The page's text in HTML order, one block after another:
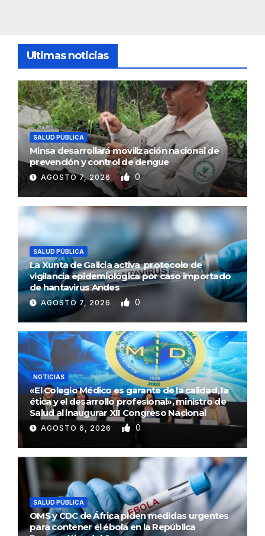
Ultimas noticias
SALUD PÚBLICA
Minsa desarrollará movilización nacional de
prevención y control de dengue
AGOSTO 7, 2026 0
SALUD PÚBLICA
La Xunta de Galicia activa protocolo de
vigilancia epidemiológica por caso importado
de hantavirus Andes
AGOSTO 7, 2026 0
NOTICIAS
«El Colegio Médico es garante de la calidad, la
ética y el desarrollo profesional», ministro de
Salud al inaugurar XII Congreso Nacional
AGOSTO 6, 2026 0
SALUD PÚBLICA
OMS y CDC de África piden medidas urgentes
para contener el ébola en la República